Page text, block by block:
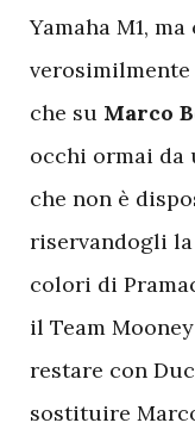
Yamaha M1,
verosimilmente
che su Marco
occhi ormai da
che non è
riservandogli
colori di
il Team
restare con
sostituire